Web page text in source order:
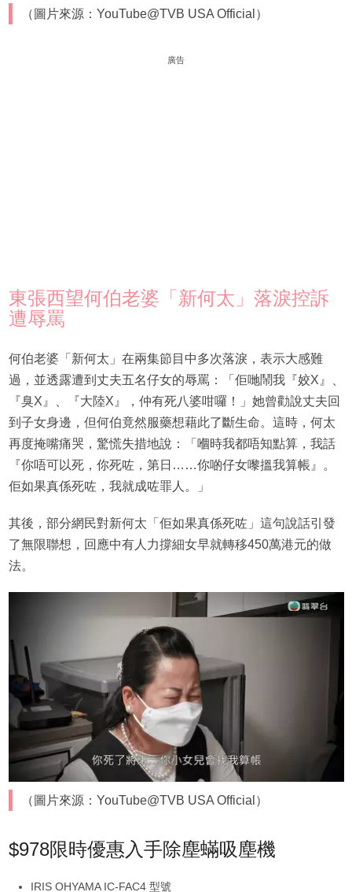
（圖片來源：YouTube@TVB USA Official）
廣告
東張西望何伯老婆「新何太」落淚控訴
遭辱罵
何伯老婆「新何太」在兩集節目中多次落淚，表示大感難
過，並透露遭到丈夫五名仔女的辱罵：「佢哋鬧我『姣X』、
『臭X』、『大陸X』，仲有死八婆咁囉！」她曾勸說丈夫回
到子女身邊，但何伯竟然服藥想藉此了斷生命。這時，何太
再度掩嘴痛哭，驚慌失措地說：「嗰時我都唔知點算，我話
『你唔可以死，你死咗，第日……你啲仔女嚟搵我算帳』。
佢如果真係死咗，我就成咗罪人。」
其後，部分網民對新何太「佢如果真係死咗」這句說話引發
了無限聯想，回應中有人力撐細女早就轉移450萬港元的做
法。
（圖片來源：YouTube@TVB USA Official）
$978限時優惠入手除塵蟎吸塵機
IRIS OHYAMA IC-FAC4 型號